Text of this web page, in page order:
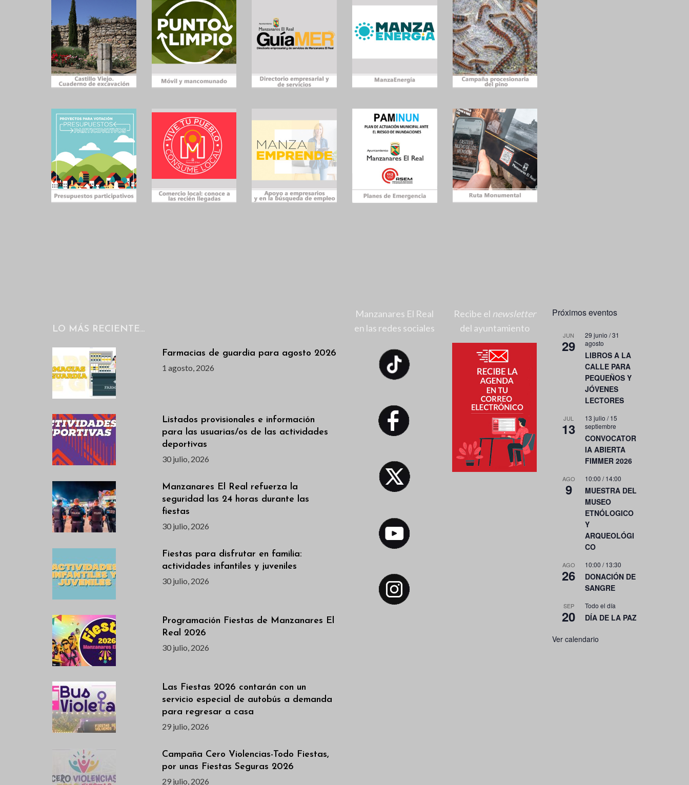
LO MÁS RECIENTE…
Farmacias de guardia para agosto 2026
1 agosto, 2026
Listados provisionales e información
para las usuarias/os de las actividades
deportivas
30 julio, 2026
Manzanares El Real refuerza la
seguridad las 24 horas durante las
fiestas
30 julio, 2026
Fiestas para disfrutar en familia:
actividades infantiles y juveniles
30 julio, 2026
Programación Fiestas de Manzanares El
Real 2026
30 julio, 2026
Las Fiestas 2026 contarán con un
servicio especial de autobús a demanda
para regresar a casa
29 julio, 2026
Campaña Cero Violencias-Todo Fiestas,
por unas Fiestas Seguras 2026
29 julio, 2026
Manzanares El Real
en las redes sociales
Recibe el newsletter
del ayuntamiento
Próximos eventos
JUN
29
29 junio /31
agosto
LIBROS A LA
CALLE PARA
PEQUEÑOS Y
JÓVENES
LECTORES
JUL
13
13 julio /15
septiembre
CONVOCATOR
IA ABIERTA
FIMMER 2026
AGO
9
10:00 /14:00
MUESTRA DEL
MUSEO
ETNÓLOGICO
Y
ARQUEOLÓGI
CO
AGO
26
10:00 /13:30
DONACIÓN DE
SANGRE
SEP
20
Todo el día
DÍA DE LA PAZ
Ver calendario